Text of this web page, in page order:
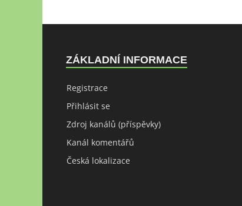
ZÁKLADNÍ INFORMACE
Registrace
Přihlásit se
Zdroj kanálů (příspěvky)
Kanál komentářů
Česká lokalizace